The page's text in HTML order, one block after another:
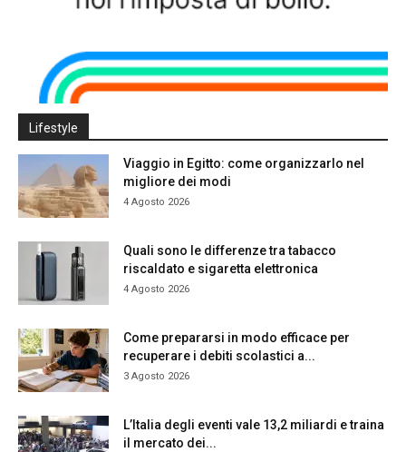
Lifestyle
Viaggio in Egitto: come organizzarlo nel
migliore dei modi
4 Agosto 2026
Quali sono le differenze tra tabacco
riscaldato e sigaretta elettronica
4 Agosto 2026
Come prepararsi in modo efficace per
recuperare i debiti scolastici a...
3 Agosto 2026
L’Italia degli eventi vale 13,2 miliardi e traina
il mercato dei...